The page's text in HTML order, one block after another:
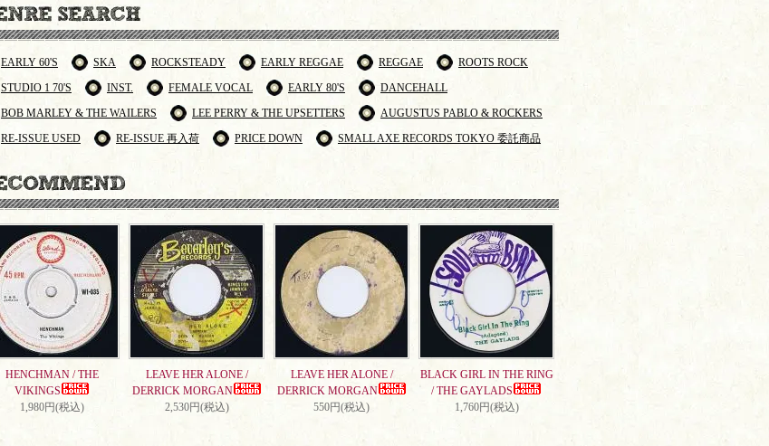
EARLY 60'S SKA ROCKSTEADY EARLY REGGAE REGGAE
ROOTS ROCK
STUDIO 1 70'S
INST. FEMALE VOCAL EARLY 80'S
DANCEHALL
BOB MARLEY & THE WAILERS
LEE PERRY & THE UPSETTERS
AUGUSTUS PABLO & ROCKERS
RE-ISSUE USED
RE-ISSUE 再入荷 PRICE DOWN SMALL AXE RECORDS TOKYO 委託商品
HENCHMAN / THE
VIKINGS
1,980円(税込)
LEAVE HER ALONE /
DERRICK MORGAN
2,530円(税込)
LEAVE HER ALONE /
DERRICK MORGAN
550円(税込)
BLACK GIRL IN THE RING
/ THE GAYLADS
1,760円(税込)